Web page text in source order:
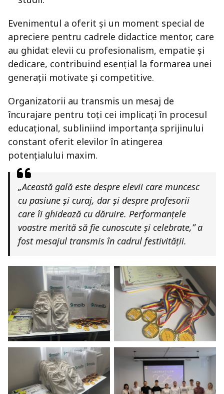
Evenimentul a oferit și un moment special de
apreciere pentru cadrele didactice mentor, care
au ghidat elevii cu profesionalism, empatie și
dedicare, contribuind esențial la formarea unei
generații motivate și competitive.
Organizatorii au transmis un mesaj de
încurajare pentru toți cei implicați în procesul
educațional, subliniind importanța sprijinului
constant oferit elevilor în atingerea
potențialului maxim.
„Această gală este despre elevii care muncesc
cu pasiune și curaj, dar și despre profesorii
care îi ghidează cu dăruire. Performanțele
voastre merită să fie cunoscute și celebrate,” a
fost mesajul transmis în cadrul festivității.